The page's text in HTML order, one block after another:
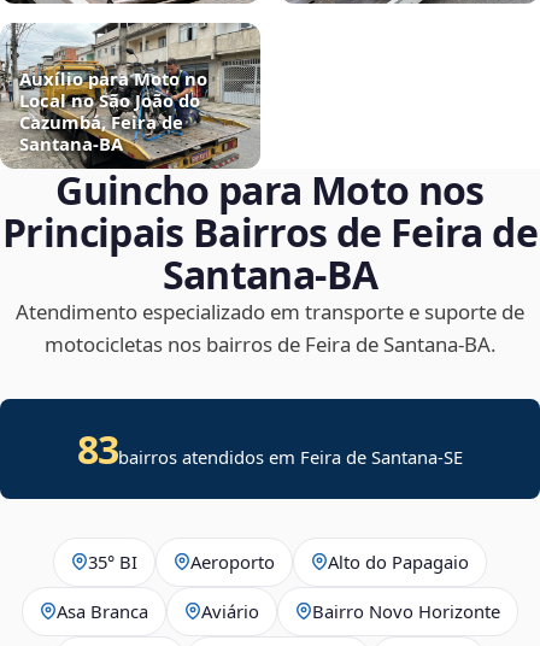
Auxílio para Moto no
Local no São João do
Cazumbá, Feira de
Santana‑BA
Guincho para Moto nos
Principais Bairros de Feira de
Santana‑BA
Atendimento especializado em transporte e suporte de
motocicletas nos bairros de Feira de Santana‑BA.
83bairros atendidos em Feira de Santana-SE
35° BI Aeroporto Alto do Papagaio
Asa Branca Aviário Bairro Novo Horizonte